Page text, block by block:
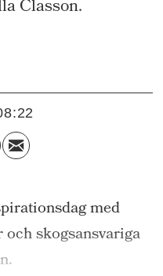
Classon.
med
skogsansvariga